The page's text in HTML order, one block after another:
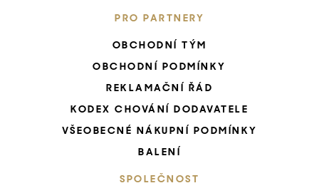
PRO PARTNERY
OBCHODNÍ TÝM
OBCHODNÍ PODMÍNKY
REKLAMAČNÍ ŘÁD
KODEX CHOVÁNÍ DODAVATELE
VŠEOBECNÉ NÁKUPNÍ PODMÍNKY
BALENÍ
SPOLEČNOST